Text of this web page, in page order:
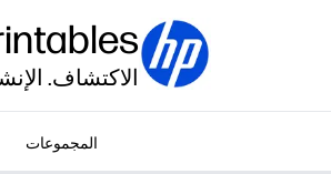
الاكتشاف.
المجموعات